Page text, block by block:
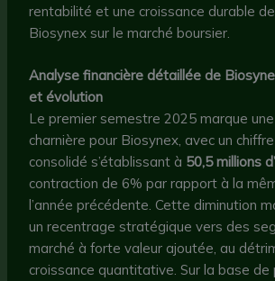
rentabilité et une croissance durable
Biosynex sur le marché boursier.
Analyse financière détaillée de
et évolution
Le premier semestre 2025 marque
charnière pour Biosynex, avec un
consolidé s’établissant à 50,5 millions
contraction de 6% par rapport à la
l’année précédente. Cette diminution
un recentrage stratégique vers des
marché à forte valeur ajoutée, au
croissance quantitative. Sur la base